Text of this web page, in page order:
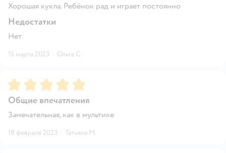
Хорошая кукла. Ребëнок рад и играет постоянно
Недостатки
Нет
15 марта 2023 · Ольга С.
Рейтинг:5
Общие впечатления
Замечательная, как в мультике
18 февраля 2023 · Татьяна М.